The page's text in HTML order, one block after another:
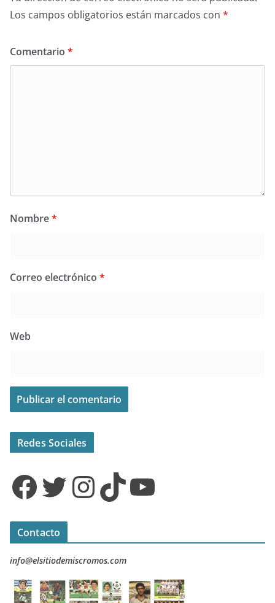
Los campos obligatorios están marcados con *
Comentario *
Nombre*
Correo electrónico *
Web
Redes Sociales
Facebook Twitter InstagramTikTok YouTube
Contacto
info@elsitiodemiscromos.com